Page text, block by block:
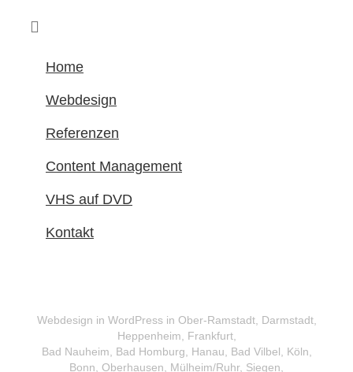
Home
Webdesign
Referenzen
Content Management
VHS auf DVD
Kontakt
Webdesign in WordPress in Ober-Ramstadt, Darmstadt,
Heppenheim, Frankfurt,
Bad Nauheim, Bad Homburg, Hanau, Bad Vilbel, Köln,
Bonn, Oberhausen, Mülheim/Ruhr, Siegen,